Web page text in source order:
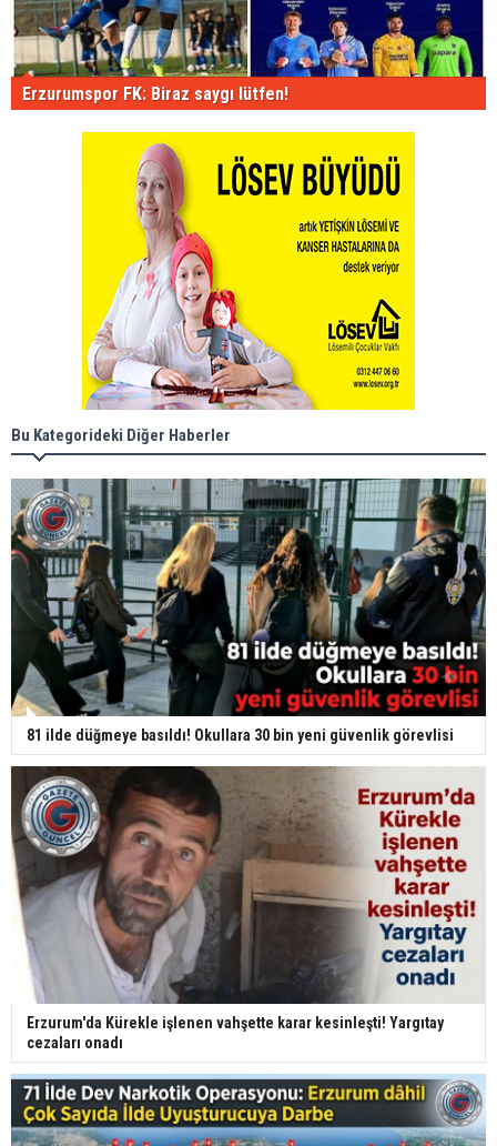
Erzurumspor FK: Biraz saygı lütfen!
Bu Kategorideki Diğer Haberler
81 ilde düğmeye basıldı! Okullara 30 bin yeni güvenlik görevlisi
Erzurum'da Kürekle işlenen vahşette karar kesinleşti! Yargıtay
cezaları onadı